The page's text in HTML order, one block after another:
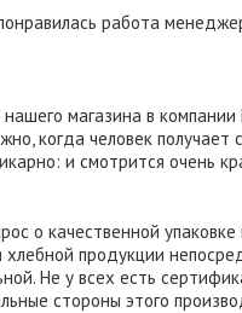
работа
магазина в
когда человек
и смотрится очень
о качественной
продукции
Не у всех есть
стороны этого